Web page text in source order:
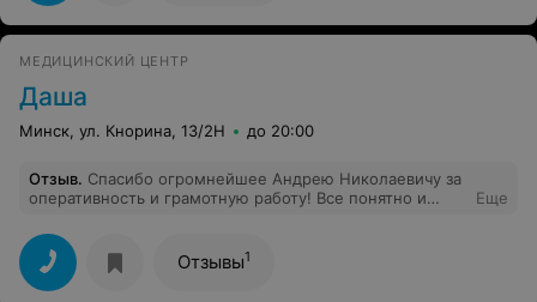
МЕДИЦИНСКИЙ ЦЕНТР
Даша
Минск, ул. Кнорина, 13/2Н до 20:00
Отзыв. Спасибо огромнейшее Андрею Николаевичу за
оперативность и грамотную работу! Все понятно и
обследования и расположил к себе пациента! Мы
остались довольны) Очень быстро и оперативно. В
районе 10 вечера даже не надеялись кого-то найти, но
Андрей Николаевич согласился к нам приехать в
Еще
Отзывы1